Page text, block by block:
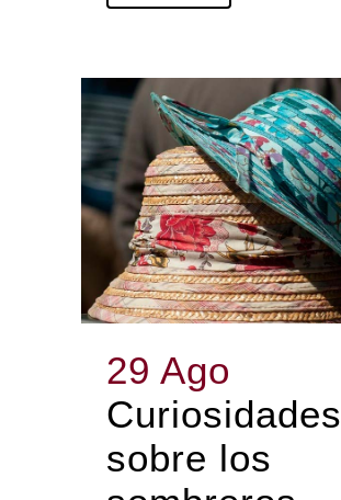
29 Ago
Curiosidades
sobre los